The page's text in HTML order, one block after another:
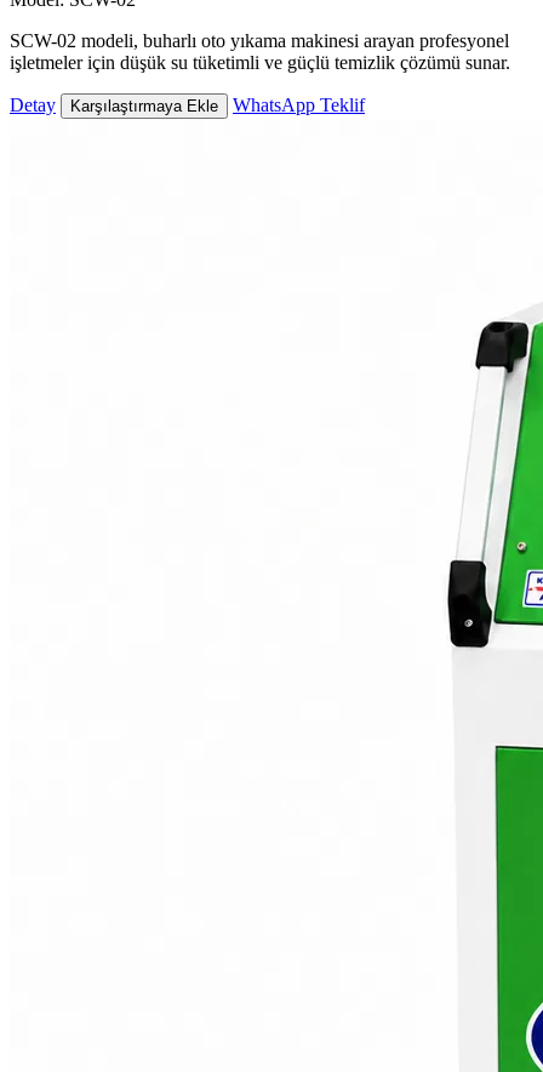
SCW-02 modeli, buharlı oto yıkama makinesi arayan profesyonel
işletmeler için düşük su tüketimli ve güçlü temizlik çözümü sunar.
Detay Karşılaştırmaya Ekle WhatsApp Teklif